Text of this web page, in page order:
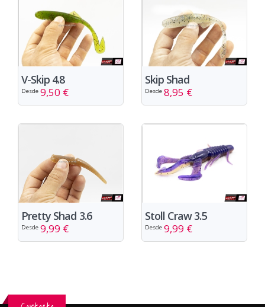
V-Skip 4.8
Desde 9,50 €
Skip Shad
Desde 8,95 €
Pretty Shad 3.6
Desde 9,99 €
Stoll Craw 3.5
Desde 9,99 €